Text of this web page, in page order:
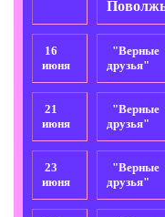
16
июня
"Верные
друзья"
21
июня
"Верные
друзья"
23
июня
"Верные
друзья"